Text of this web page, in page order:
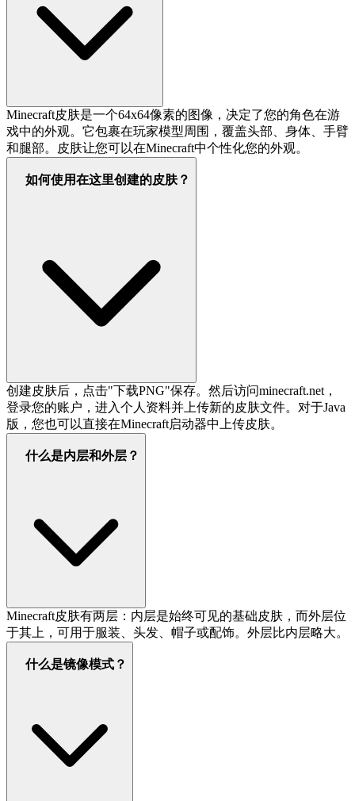
Minecraft皮肤是一个64x64像素的图像，决定了您的角色在游
戏中的外观。它包裹在玩家模型周围，覆盖头部、身体、手臂
和腿部。皮肤让您可以在Minecraft中个性化您的外观。
如何使用在这里创建的皮肤？
创建皮肤后，点击"下载PNG"保存。然后访问minecraft.net，
登录您的账户，进入个人资料并上传新的皮肤文件。对于Java
版，您也可以直接在Minecraft启动器中上传皮肤。
什么是内层和外层？
Minecraft皮肤有两层：内层是始终可见的基础皮肤，而外层位
于其上，可用于服装、头发、帽子或配饰。外层比内层略大。
什么是镜像模式？